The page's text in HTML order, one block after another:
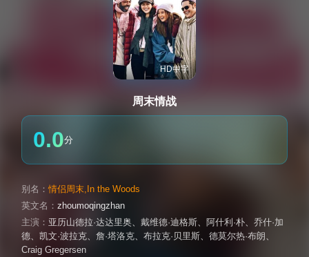
HD中字
周末情战
0.0分
别名： 情侣周末,In the Woods
英文名： zhoumoqingzhan
主演： 亚历山德拉·达达里奥、 戴维德·迪格斯、 阿什利·朴、 乔什·加
德、 凯文·波拉克、 詹·塔洛克、 布拉克·贝里斯、 德莫尔热·布朗、
Craig Gregersen